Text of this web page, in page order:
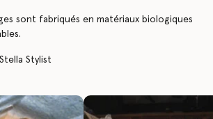
sont fabriqués en matériaux biologiques
Stylist